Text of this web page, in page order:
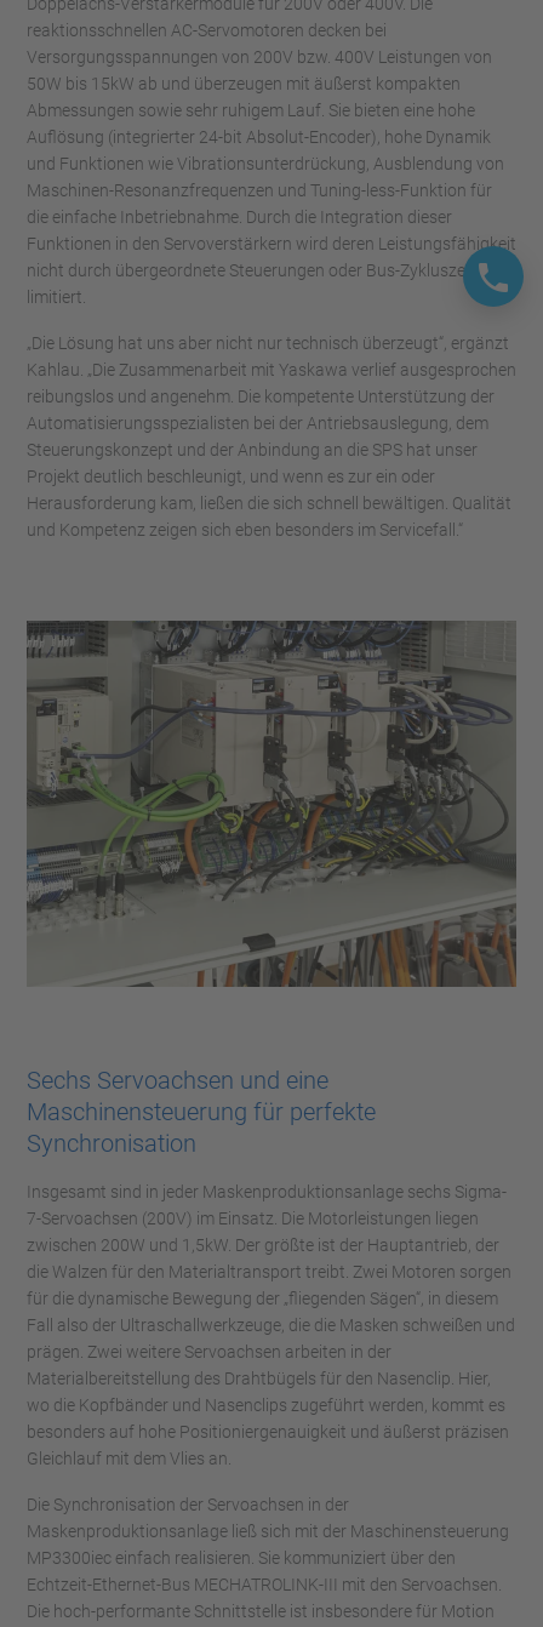
reaktionsschnellen AC-Servomotoren decken bei
Versorgungsspannungen von 200V bzw. 400V Leistungen von
50W bis 15kW ab und überzeugen mit äußerst kompakten
Abmessungen sowie sehr ruhigem Lauf. Sie bieten eine hohe
Auflösung (integrierter 24-bit Absolut-Encoder), hohe Dynamik
und Funktionen wie Vibrationsunterdrückung, Ausblendung von
Maschinen-Resonanzfrequenzen und Tuning-less-Funktion für
die einfache Inbetriebnahme. Durch die Integration dieser
Funktionen in den Servoverstärkern wird deren Leistungsfähigkeit
nicht durch übergeordnete Steuerungen oder Bus-Zykluszeiten
limitiert.
„Die Lösung hat uns aber nicht nur technisch überzeugt“, ergänzt
Kahlau. „Die Zusammenarbeit mit Yaskawa verlief ausgesprochen
reibungslos und angenehm. Die kompetente Unterstützung der
Automatisierungsspezialisten bei der Antriebsauslegung, dem
Steuerungskonzept und der Anbindung an die SPS hat unser
Projekt deutlich beschleunigt, und wenn es zur ein oder
Herausforderung kam, ließen die sich schnell bewältigen. Qualität
und Kompetenz zeigen sich eben besonders im Servicefall.“
Sechs Servoachsen und eine
Maschinensteuerung für perfekte
Synchronisation
Insgesamt sind in jeder Maskenproduktionsanlage sechs Sigma-
7-Servoachsen (200V) im Einsatz. Die Motorleistungen liegen
zwischen 200W und 1,5kW. Der größte ist der Hauptantrieb, der
die Walzen für den Materialtransport treibt. Zwei Motoren sorgen
für die dynamische Bewegung der „fliegenden Sägen“, in diesem
Fall also der Ultraschallwerkzeuge, die die Masken schweißen und
prägen. Zwei weitere Servoachsen arbeiten in der
Materialbereitstellung des Drahtbügels für den Nasenclip. Hier,
wo die Kopfbänder und Nasenclips zugeführt werden, kommt es
besonders auf hohe Positioniergenauigkeit und äußerst präzisen
Gleichlauf mit dem Vlies an.
Die Synchronisation der Servoachsen in der
Maskenproduktionsanlage ließ sich mit der Maschinensteuerung
MP3300iec einfach realisieren. Sie kommuniziert über den
Echtzeit-Ethernet-Bus MECHATROLINK-III mit den Servoachsen.
Die hoch-performante Schnittstelle ist insbesondere für Motion